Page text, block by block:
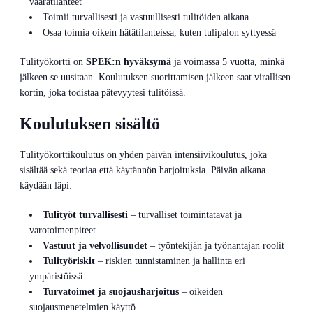
Toimii turvallisesti ja vastuullisesti tulitöiden aikana
Osaa toimia oikein hätätilanteissa, kuten tulipalon syttyessä
Tulityökortti on SPEK:n hyväksymä ja voimassa 5 vuotta, minkä
jälkeen se uusitaan. Koulutuksen suorittamisen jälkeen saat virallisen
kortin, joka todistaa pätevyytesi tulitöissä.
Koulutuksen sisältö
Tulityökorttikoulutus on yhden päivän intensiivikoulutus, joka
sisältää sekä teoriaa että käytännön harjoituksia. Päivän aikana
käydään läpi:
Tulityöt turvallisesti – turvalliset toimintatavat ja
varotoimenpiteet
Vastuut ja velvollisuudet – työntekijän ja työnantajan roolit
Tulityöriskit – riskien tunnistaminen ja hallinta eri
ympäristöissä
Turvatoimet ja suojausharjoitus – oikeiden
suojausmenetelmien käyttö